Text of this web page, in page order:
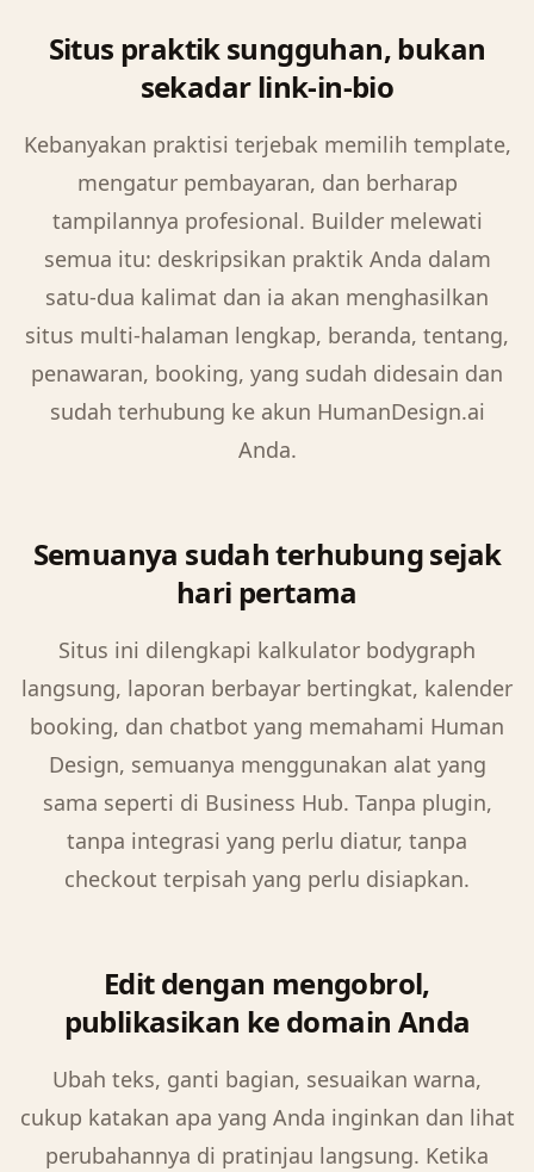
Situs praktik sungguhan, bukan
sekadar link-in-bio
Kebanyakan praktisi terjebak memilih template,
mengatur pembayaran, dan berharap
tampilannya profesional. Builder melewati
semua itu: deskripsikan praktik Anda dalam
satu-dua kalimat dan ia akan menghasilkan
situs multi-halaman lengkap, beranda, tentang,
penawaran, booking, yang sudah didesain dan
sudah terhubung ke akun HumanDesign.ai
Anda.
Semuanya sudah terhubung sejak
hari pertama
Situs ini dilengkapi kalkulator bodygraph
langsung, laporan berbayar bertingkat, kalender
booking, dan chatbot yang memahami Human
Design, semuanya menggunakan alat yang
sama seperti di Business Hub. Tanpa plugin,
tanpa integrasi yang perlu diatur, tanpa
checkout terpisah yang perlu disiapkan.
Edit dengan mengobrol,
publikasikan ke domain Anda
Ubah teks, ganti bagian, sesuaikan warna,
cukup katakan apa yang Anda inginkan dan lihat
perubahannya di pratinjau langsung. Ketika